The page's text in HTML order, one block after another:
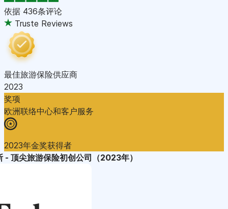
依据 436条评论
Truste Reviews
最佳旅游保险供应商
2023
奖项
欧洲联络中心和客户服务
2023年金奖获得者
- 顶尖旅游保险初创公司（2023年）